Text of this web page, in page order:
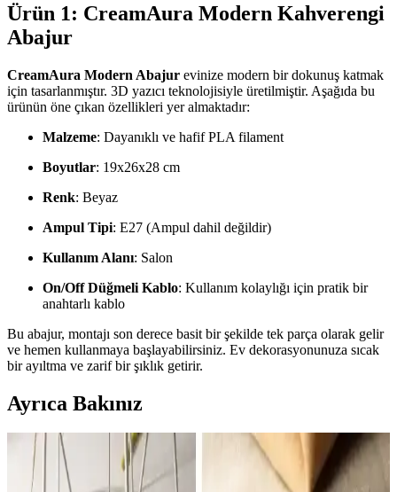
Ürün 1: CreamAura Modern Kahverengi
Abajur
CreamAura Modern Abajur evinize modern bir dokunuş katmak
için tasarlanmıştır. 3D yazıcı teknolojisiyle üretilmiştir. Aşağıda bu
ürünün öne çıkan özellikleri yer almaktadır:
Malzeme: Dayanıklı ve hafif PLA filament
Boyutlar: 19x26x28 cm
Renk: Beyaz
Ampul Tipi: E27 (Ampul dahil değildir)
Kullanım Alanı: Salon
On/Off Düğmeli Kablo: Kullanım kolaylığı için pratik bir
anahtarlı kablo
Bu abajur, montajı son derece basit bir şekilde tek parça olarak gelir
ve hemen kullanmaya başlayabilirsiniz. Ev dekorasyonunuza sıcak
bir ayıltma ve zarif bir şıklık getirir.
Ayrıca Bakınız
Yatak Odasında Abajur Seçimi ve Yerleşiminde
Boyut, Renk ve Işık Uyumu